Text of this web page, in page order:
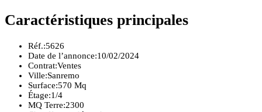
Caractéristiques principales
Réf.:5626
Date de l’annonce:10/02/2024
Contrat:Ventes
Ville:Sanremo
Surface:570 Mq
Étage:1/4
MQ Terre:2300